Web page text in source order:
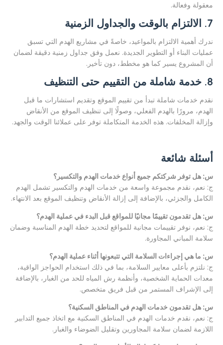
معقولة وفعالة.
7. الالتزام بالوقت والجداول الزمنية
ندرك أهمية الالتزام بالمواعيد، خاصةً في مشاريع الهدم التي تسبق
عمليات البناء أو التطوير الجديدة. نعمل وفق جداول زمنية دقيقة لضمان
أن المشروع يسير كما هو مخطط، دون تأخير.
8. خدمة شاملة من التقييم حتى التنظيف
نقدم خدمات شاملة تبدأ من تقييم الموقع وتقديم استشارات ما قبل
الهدم، مرورًا بالهدم الفعلي، وصولًا إلى تنظيف الموقع من الأنقاض
وإزالة المخلفات. هذه الخدمة المتكاملة توفر على عملائنا الوقت والجهد.
أسئلة شائعة
س: هل توفر شركتكم جميع أنواع خدمات الهدم والتكسير؟
ج: نعم، نقدم مجموعة واسعة من خدمات الهدم والتكسير تشمل الهدم
الكامل والجزئي، بالإضافة إلى إزالة الأنقاض وتنظيف الموقع بعد الانتهاء.
س: هل تقدمون تقييمًا مجانيًا للمواقع قبل البدء في عملية الهدم؟
ج: نعم، نوفر تقييمات مجانية للمواقع لتحديد خطة الهدم المناسبة وضمان
سلامة المباني المجاورة.
س: ما هي إجراءات السلامة التي تتبعونها أثناء عملية الهدم؟
ج: نلتزم بأعلى معايير السلامة، بما في ذلك استخدام الحواجز الواقية،
معدات الحماية الشخصية، وأنظمة رش المياه للحد من الغبار، بالإضافة
إلى الإشراف المستمر من قبل فريق متخصص.
س: هل تقدمون خدمات الهدم في المناطق السكنية؟
ج: نعم، نقدم خدمات الهدم في المناطق السكنية مع اتخاذ جميع التدابير
اللازمة لضمان سلامة المجاورين وتقليل الضوضاء والغبار.